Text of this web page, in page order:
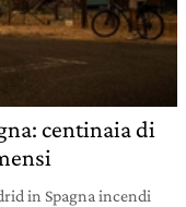
centinaia di
in Spagna incendi